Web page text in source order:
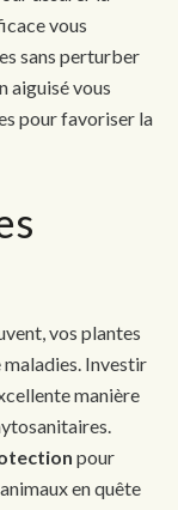
vous
sans perturber
aiguisé vous
pour favoriser la
vos plantes
maladies. Investir
manière
pour
en quête